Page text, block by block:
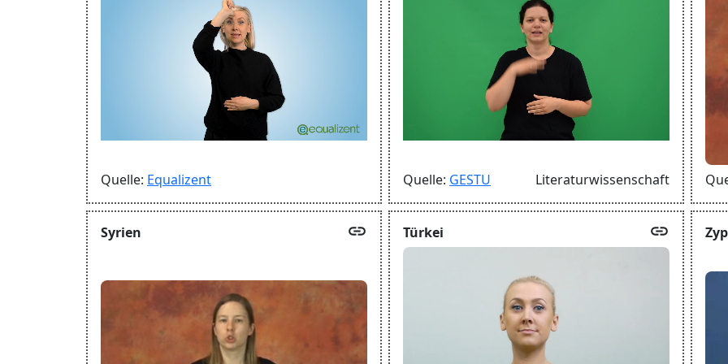
Quelle: Equalizent Quelle: GESTU Literaturwissenschaft
Syrien link Türkei link